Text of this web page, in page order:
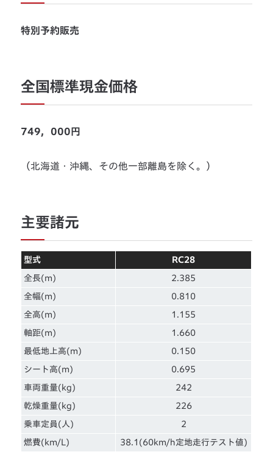
特別予約販売
全国標準現金価格
749，000円
（北海道・沖縄、その他一部離島を除く。）
主要諸元
型式 RC28
全長(m) 2.385
全幅(m) 0.810
全高(m) 1.155
軸距(m) 1.660
最低地上高(m) 0.150
シート高(m) 0.695
車両重量(kg) 242
乾燥重量(kg) 226
乗車定員(人) 2
燃費(km/L) 38.1(60km/h定地走行テスト値)